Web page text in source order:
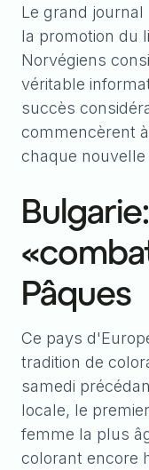
Le grand
la promotion du
Norvégiens
véritable
succès
commencèrent
chaque
Pâques
Ce pays
tradition de
samedi
locale, le
femme la plus
colorant encore